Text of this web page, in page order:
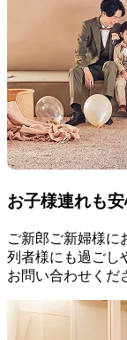
お子様連れも
ご新郎ご新婦様に
列者様にも過ごし
お問い合わせくだ